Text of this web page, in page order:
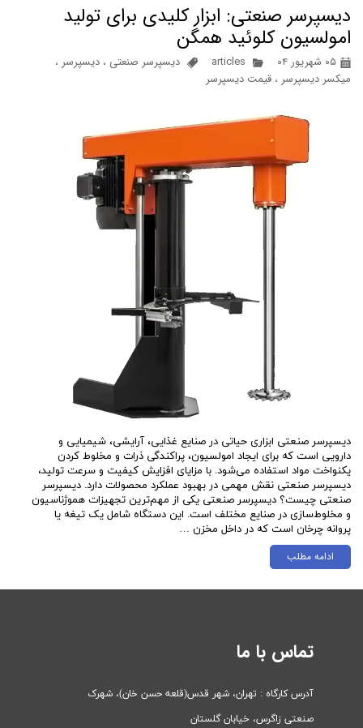
دیسپرسر صنعتی: ابزار کلیدی برای تولید
امولسیون کلوئید همگن
۰۵ شهریور ۰۴ articles دیسپرسر صنعتی ، دیسپرسر ،
میکسر دیسپرسر ، قیمت دیسپرسر
دیسپرسر صنعتی ابزاری حیاتی در صنایع غذایی، آرایشی، شیمیایی و
دارویی است که برای ایجاد امولسیون، پراکندگی ذرات و مخلوط کردن
یکنواخت مواد استفاده می‌شود. با مزایای افزایش کیفیت و سرعت تولید،
دیسپرسر صنعتی نقش مهمی در بهبود عملکرد محصولات دارد. دیسپرسر
صنعتی چیست؟ دیسپرسر صنعتی یکی از مهم‌ترین تجهیزات هموژناسیون
و مخلوط‌سازی در صنایع مختلف است. این دستگاه شامل یک تیغه یا
پروانه چرخان است که در داخل مخزن …
ادامه مطلب
تماس با ما
آدرس کارگاه : تهران، شهر قدس(قلعه حسن خان)، ​​​​​​​شهرک
صنعتی زاگرس، خیابان گلستان